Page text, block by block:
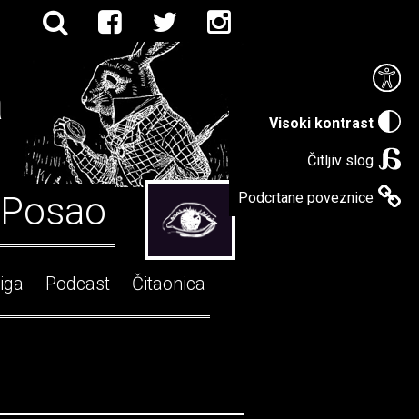
Visoki kontrast
Čitljiv slog
Podcrtane poveznice
Posao
Podcast Čitaonica